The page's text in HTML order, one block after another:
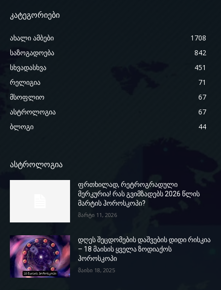
კატეგორიები
ახალი ამბები
1708
საზოგადოება
842
სხვადასხვა
451
რელიგია
71
მსოფლიო
67
ასტროლოგია
67
ბლოგი
44
ასტროლოგია
ფრთხილად, რეტროგრადული
მერკურია! რას გვიმზადებს 2026 წლის
მარტის ჰოროსკოპი?
მარტი 11, 2026
დღეს შეცდომების დაშვების დიდი რისკია
– 18 მაისის ყველა ზოდიაქოს
ჰოროსკოპი
მაისი 18, 2025